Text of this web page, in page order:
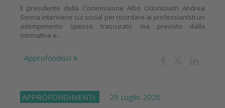
Il presidente della Commissione Albo Odontoiatri Andrea
Senna interviene sui social per ricordare ai professionisti un
adempimento spesso trascurato ma previsto dalla
normativa e...
Approfondisci
APPROFONDIMENTI 29 Luglio 2026